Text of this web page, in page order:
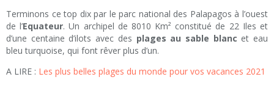
Terminons ce top dix par le parc national des Palapagos à l’ouest
de l’Equateur. Un archipel de 8010 Km² constitué de 22 Iles et
d’une centaine d’ilots avec des plages au sable blanc et eau
bleu turquoise, qui font rêver plus d’un.
A LIRE : Les plus belles plages du monde pour vos vacances 2021